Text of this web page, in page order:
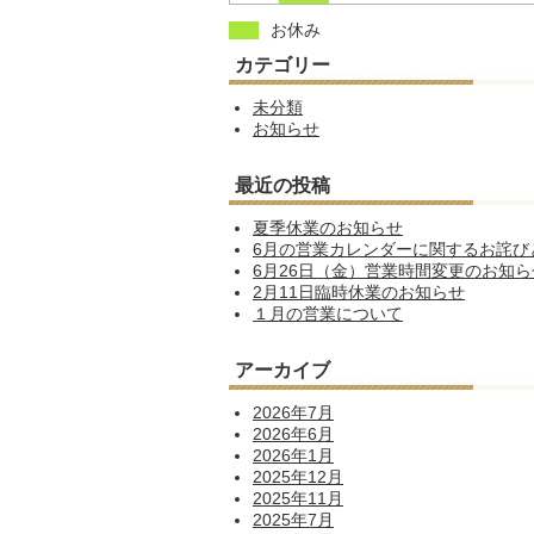
お休み
カテゴリー
未分類
お知らせ
最近の投稿
夏季休業のお知らせ
6月の営業カレンダーに関するお詫び
6月26日（金）営業時間変更のお知
2月11日臨時休業のお知らせ
１月の営業について
アーカイブ
2026年7月
2026年6月
2026年1月
2025年12月
2025年11月
2025年7月